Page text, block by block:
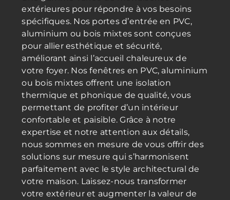
extérieures pour répondre à vos besoins
spécifiques. Nos portes d’entrée en PVC,
aluminium ou bois mixtes sont conçues
pour allier esthétique et sécurité,
améliorant ainsi l’accueil chaleureux de
votre foyer. Nos fenêtres en PVC, aluminium
ou bois mixtes offrent une isolation
thermique et phonique de qualité, vous
permettant de profiter d’un intérieur
confortable et paisible. Grâce à notre
expertise et notre attention aux détails,
nous sommes en mesure de vous offrir des
solutions sur mesure qui s’harmonisent
parfaitement avec le style architectural de
votre maison. Laissez-nous transformer
votre extérieur et augmenter la valeur de